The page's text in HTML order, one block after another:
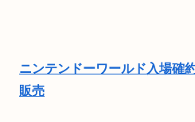
ニンテンドーワールド入場確
販売